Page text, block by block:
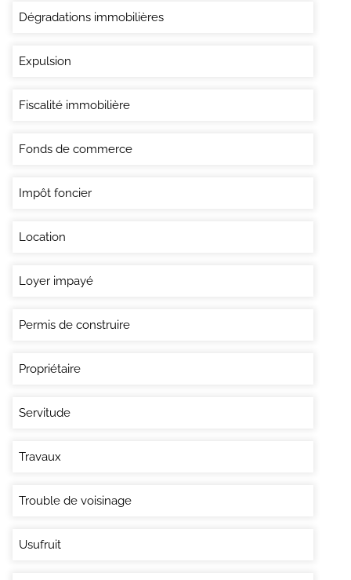
Dégradations immobilières
Expulsion
Fiscalité immobilière
Fonds de commerce
Impôt foncier
Location
Loyer impayé
Permis de construire
Propriétaire
Servitude
Travaux
Trouble de voisinage
Usufruit